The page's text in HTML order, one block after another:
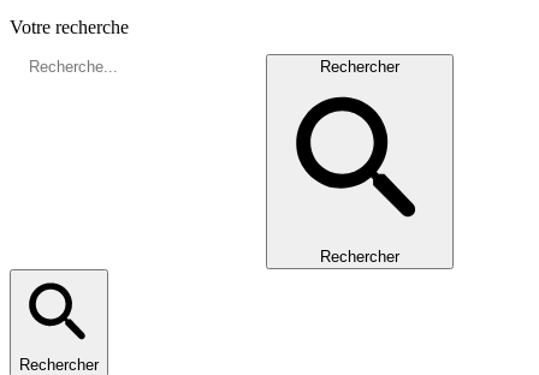
Votre recherche
Rechercher
Rechercher
Rechercher